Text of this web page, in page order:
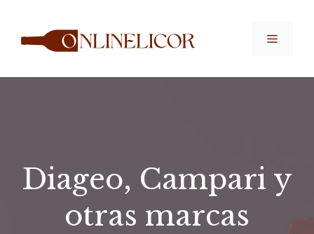
contenido
Menú
Diageo, Campari y
otras marcas